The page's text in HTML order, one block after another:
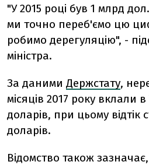
"У 2015 році був 1 млрд
ми точно переб'ємо цю
робимо дерегуляцію", -
міністра.
За даними Держстату,
місяців 2017 року вклали
доларів, при цьому відтік
доларів.
Відомство також